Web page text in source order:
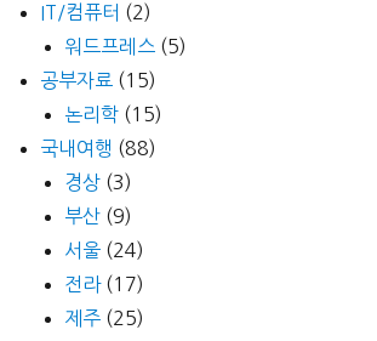
IT/컴퓨터 (2)
워드프레스 (5)
공부자료 (15)
논리학 (15)
국내여행 (88)
경상 (3)
부산 (9)
서울 (24)
전라(17)
제주 (25)